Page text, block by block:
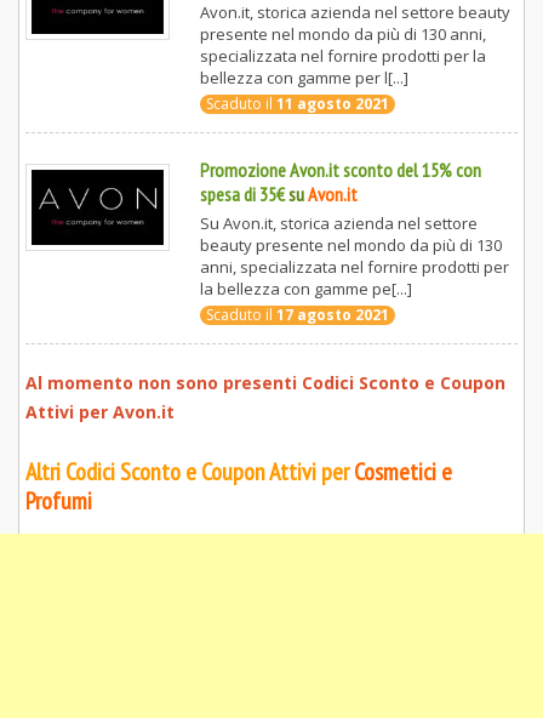
Avon.it, storica azienda nel settore beauty
presente nel mondo da più di 130 anni,
specializzata nel fornire prodotti per la
bellezza con gamme per l[...]
Scaduto il 11 agosto 2021
Promozione Avon.it sconto del 15% con
spesa di 35€suAvon.it
Su Avon.it, storica azienda nel settore
beauty presente nel mondo da più di 130
anni, specializzata nel fornire prodotti per
la bellezza con gamme pe[...]
Scaduto il 17 agosto 2021
Al momento non sono presenti Codici Sconto e Coupon
Attivi per Avon.it
Altri Codici Sconto e Coupon Attivi perCosmetici e
Profumi